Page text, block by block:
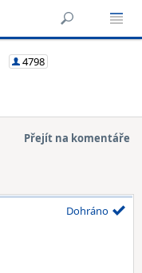
4798
Přejít na komentáře
Dohráno